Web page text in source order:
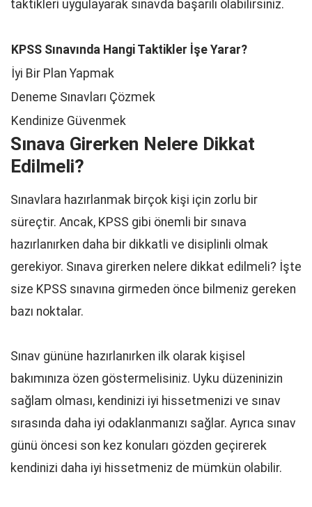
taktikleri uygulayarak sınavda başarılı olabilirsiniz.
KPSS Sınavında Hangi Taktikler İşe Yarar?
İyi Bir Plan Yapmak
Deneme Sınavları Çözmek
Kendinize Güvenmek
Sınava Girerken Nelere Dikkat
Edilmeli?
Sınavlara hazırlanmak birçok kişi için zorlu bir
süreçtir. Ancak, KPSS gibi önemli bir sınava
hazırlanırken daha bir dikkatli ve disiplinli olmak
gerekiyor. Sınava girerken nelere dikkat edilmeli? İşte
size KPSS sınavına girmeden önce bilmeniz gereken
bazı noktalar.
Sınav gününe hazırlanırken ilk olarak kişisel
bakımınıza özen göstermelisiniz. Uyku düzeninizin
sağlam olması, kendinizi iyi hissetmenizi ve sınav
sırasında daha iyi odaklanmanızı sağlar. Ayrıca sınav
günü öncesi son kez konuları gözden geçirerek
kendinizi daha iyi hissetmeniz de mümkün olabilir.